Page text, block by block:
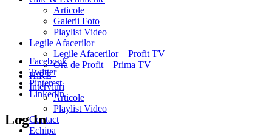
Articole
Galerii Foto
Playlist Video
Legile Afacerilor
Legile Afacerilor – Profit TV
Ora de Profit – Prima TV
HiRE
Interviuri
Articole
Playlist Video
Contact
Echipa
Facebook
Twitter
Pinterest
LinkedIn
Log In